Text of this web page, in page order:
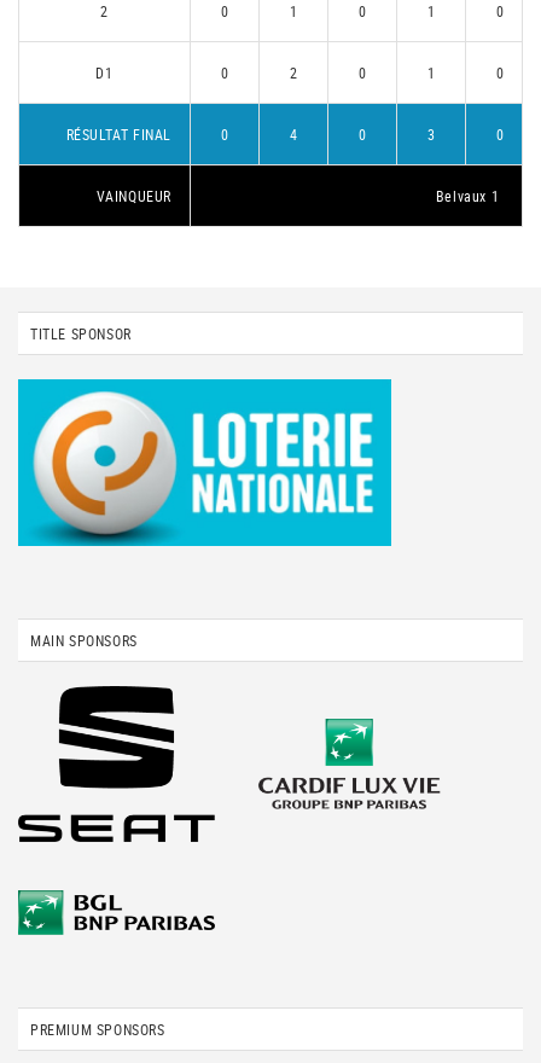
2 0 1 0 1 0
D1 0 2 0 1 0
RÉSULTAT FINAL 0 4 0 3 0
VAINQUEUR Belvaux 1
TITLE SPONSOR
MAIN SPONSORS
PREMIUM SPONSORS